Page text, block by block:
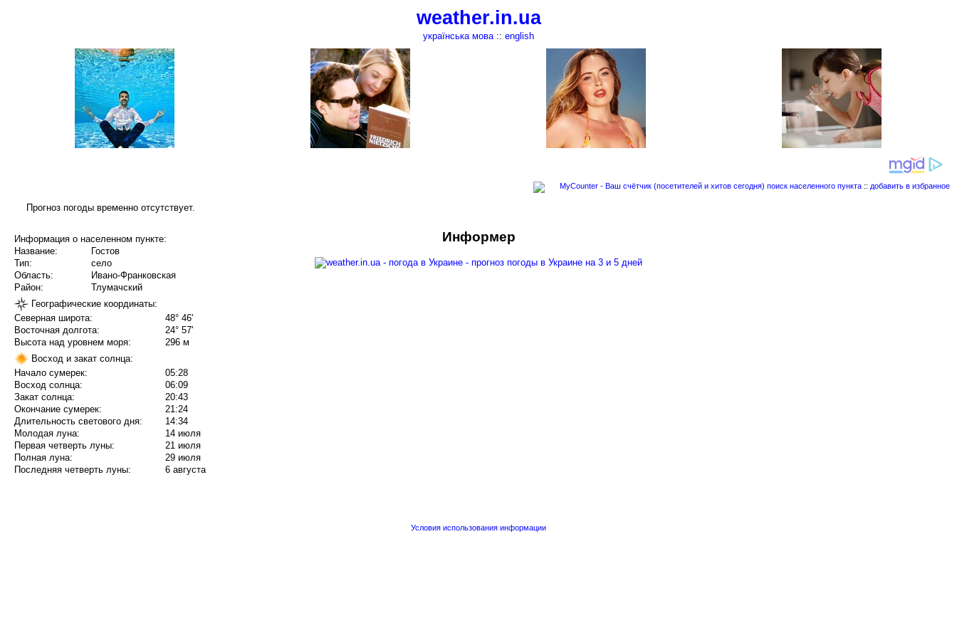
weather.in.ua
українська мова:: english
поиск населенного пункта :: добавить в избранное
Прогноз погоды временно отсутствует.
Информация о населенном пункте:
Название:
Гостов
Тип:
село
Область:
Ивано-Франковская
Район:
Тлумачский
Географические координаты:
Северная широта:
48° 46'
Восточная долгота:
24° 57'
Высота над уровнем моря:
296 м
Восход и закат солнца:
Начало сумерек:
05:28
Восход солнца:
06:09
Закат солнца:
20:43
Окончание сумерек:
21:24
Длительность светового дня:
14:34
Молодая луна:
14 июля
Первая четверть луны:
21 июля
Полная луна:
29 июля
Последняя четверть луны:
6 августа
Информер
Условия использования информации